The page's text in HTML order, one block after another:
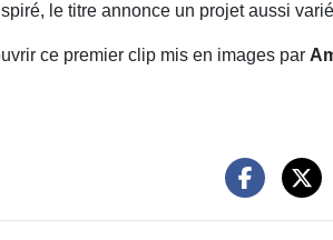
le titre annonce un projet aussi
ce premier clip mis en images par